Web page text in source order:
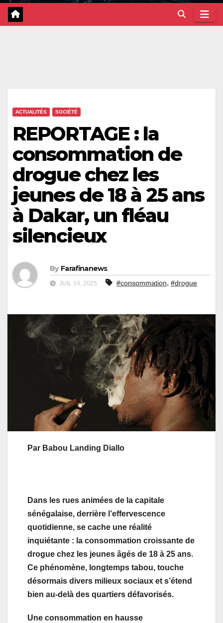
ACTUALITÉS SOCIÉTÉ
REPORTAGE : la
consommation de
drogue chez les
jeunes de 18 à 25 ans
à Dakar, un fléau
silencieux
By Farafinanews
JUIL 14, 2025 #consommation, #drogue
Par Babou Landing Diallo
Dans les rues animées de la capitale
sénégalaise, derrière l’effervescence
quotidienne, se cache une réalité
inquiétante : la consommation croissante de
drogue chez les jeunes âgés de 18 à 25 ans.
Ce phénomène, longtemps tabou, touche
désormais divers milieux sociaux et s’étend
bien au-delà des quartiers défavorisés.
Une consommation en hausse